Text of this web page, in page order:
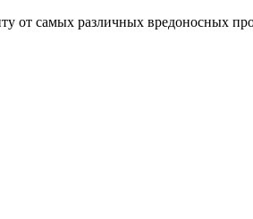
от самых различных вредоносных